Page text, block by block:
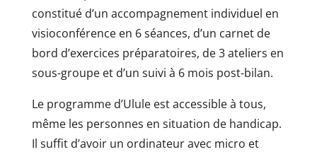
constitué d’un accompagnement individuel en
visioconférence en 6 séances, d’un carnet de
bord d’exercices préparatoires, de 3 ateliers en
sous-groupe et d’un suivi à 6 mois post-bilan.
Le programme d’Ulule est accessible à tous,
même les personnes en situation de handicap.
Il suffit d’avoir un ordinateur avec micro et